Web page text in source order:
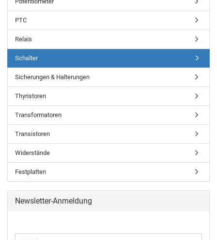
PTC
Relais
Schalter
Sicherungen & Halterungen
Thyristoren
Transformatoren
Transistoren
Widerstände
Festplatten
Newsletter-Anmeldung